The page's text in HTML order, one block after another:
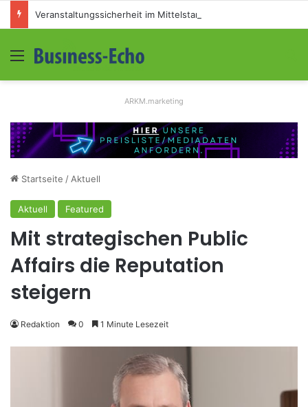
Menü
ARKM.marketing
Startseite / Aktuell
Aktuell Featured
Mit strategischen Public
Affairs die Reputation
steigern
Redaktion 0 1 Minute Lesezeit